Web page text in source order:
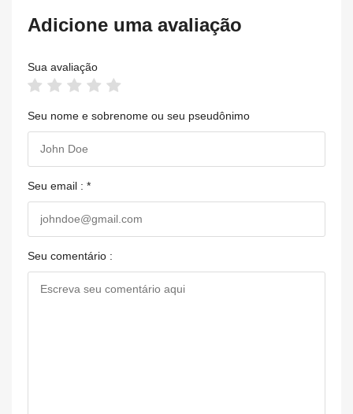
Adicione uma avaliação
Sua avaliação
Seu nome e sobrenome ou seu pseudônimo
Seu email : *
Seu comentário :